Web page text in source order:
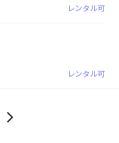
レンタル可
レンタル可